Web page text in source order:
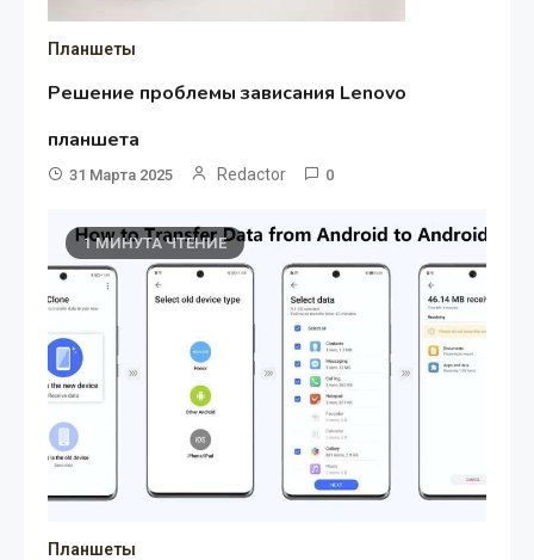
Планшеты
Решение проблемы зависания Lenovo
планшета
31 Марта 2025 Redactor 0
1 МИНУТА ЧТЕНИЕ
Планшеты